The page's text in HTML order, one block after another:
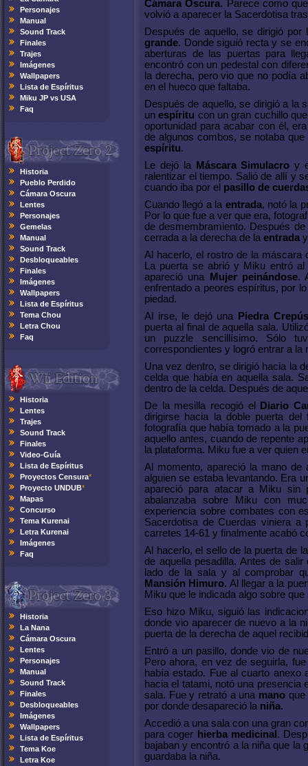
Personajes
Manual
Sound Track
Finales
Trajes
Imágenes
Wallpapers
Lista de Espíritus
Miku JP vs USA
Faq
Historia
Pueblo Perdido
Cámara Oscura
Lentes
Personajes
Gemelas
Manual
Sound Track
Desbloqueables
Finales
Imágenes
Wallpapers
Lista de Espíritus
Tema Chou
Letra Chou
Faq
Historia
Lentes
Trajes
Sound Track
Finales
Video-Guía
Lista de Espíritus
Proyectos Censura*
Proyecto UNDUB*
Mapas
Concurso
Tema Kurenai
Letra Kurenai
Imágenes
Faq
Historia
La Nana
Cámara Oscura
Lentes
Personajes
Manual
Sound Track
Finales
Desbloqueables
Imágenes
Wallpapers
Lista de Espíritus
Tema Koe
Letra Koe
Cámara Oscura. Parece como
volvió a aparecer la Sacerdotisa
Después de aquello, se dirigió
grande. Donde siguió recta y se
aberturas de las puertas para
encontró con un pedestal con
la derecha, pero vio que no podía
en el hueco que faltaba.
Después de aquello, se dirigió a la
unespíritu con un gran cuchillo
oportunidad para acabar con él,
de algunos combos, se notaba
espíritu.
Le dejó la
Máscara Simulacro y
ralentizar el tiempo. Salió de allí y
cuando iba por el pasillo de
Cuando llegó a la entrada, notó la
Por lo que fue a ver que era,
de desmembramiento. Después
cerrada a la derecha de la entrada
Al hacerlo, el rostro de la
La puerta se abrió y Miku entró
apareció una
Mujer peinándose.
enfrentado a peores espíritus, por
piedad.
Al irse, le dejó una
Piedra
puerta al final de aquella sala.
un puzzle sencillísimo. Sólo
correspondientes y logró entrar a la
Una vez dentro, se dirigió hacia la
celda que había en aquella sala.
dentro de la celda. Después de
De la mesilla recogió el
Diario
dirigirse hacia la doble puerta
fotografía que había tomado a la
aquello antes, cuando de repente
la plataforma. Miku fue a ver quien
Al momento, apareció la mano de
alguien se estaba levantando. Era
apareció para atacar a Miku sin
abalanzaba sobre Miku con
experiencia sobre combates con
Sacerdotisa de Cuerdas viniera
carretes 14-61 y finalmente acabó
Al hacerlo, el sello de la puerta de
de aquella pesadilla. Antes de
lado de la sala y al comprobar
Mansión Himuro. Al llegar a la
Miku que le indicada algo sobre
Eso hizo Miku, siguió las
donde vio aparecer de nuevo a la
puerta de la derecha de aquel
Entró a un pasillo, donde vio de
Pero ahora, en vez de seguirla,
había estado. Fue al cuarto
hacia el tatami, notó una presencia
sala. Fue y retrató a una mano que
por donde desapareció la niña.
Accedió a una sala con una gran
para coger hierba medicinal .
bajaban y encontró a la niña que la
guardaba la niña.